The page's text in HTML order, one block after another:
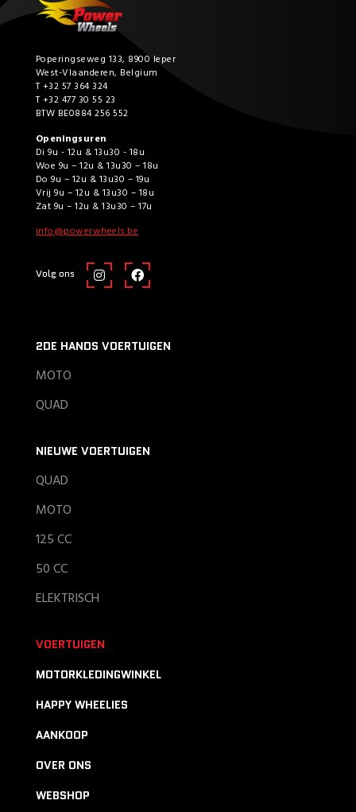
Poperingseweg 133, 8900 Ieper
West-Vlaanderen, Belgium
T +32 57 364 324
T +32 477 30 55 23
BTW BE0884 256 552
Openingsuren
Di 9u - 12u & 13u30 - 18u
Woe 9u – 12u & 13u30 – 18u
Do 9u – 12u & 13u30 – 19u
Vrij 9u – 12u & 13u30 – 18u
Zat 9u – 12u & 13u30 – 17u
info@powerwheels.be
Volg ons
2DE HANDS VOERTUIGEN
MOTO
QUAD
NIEUWE VOERTUIGEN
QUAD
MOTO
125 CC
50 CC
ELEKTRISCH
VOERTUIGEN
MOTORKLEDINGWINKEL
HAPPY WHEELIES
AANKOOP
OVER ONS
WEBSHOP